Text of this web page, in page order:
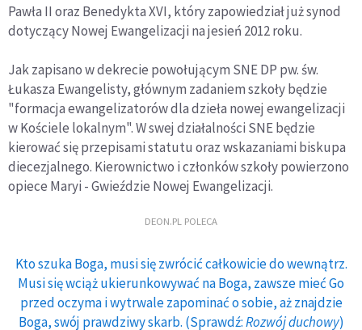
Pawła II oraz Benedykta XVI, który zapowiedział już synod
dotyczący Nowej Ewangelizacji na jesień 2012 roku.
Jak zapisano w dekrecie powołującym SNE DP pw. św.
Łukasza Ewangelisty, głównym zadaniem szkoły będzie
"formacja ewangelizatorów dla dzieła nowej ewangelizacji
w Kościele lokalnym". W swej działalności SNE będzie
kierować się przepisami statutu oraz wskazaniami biskupa
diecezjalnego. Kierownictwo i członków szkoły powierzono
opiece Maryi - Gwieździe Nowej Ewangelizacji.
DEON.PL POLECA
Kto szuka Boga, musi się zwrócić całkowicie do wewnątrz.
Musi się wciąż ukierunkowywać na Boga, zawsze mieć Go
przed oczyma i wytrwale zapominać o sobie, aż znajdzie
Boga, swój prawdziwy skarb. (Sprawdź:Rozwój duchowy)